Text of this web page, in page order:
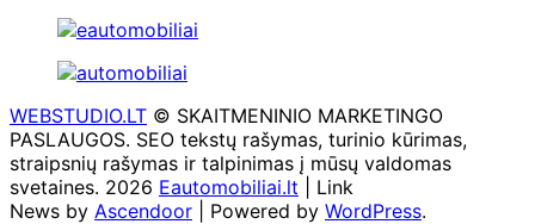
WEBSTUDIO.LT © SKAITMENINIO MARKETINGO
PASLAUGOS. SEO tekstų rašymas, turinio kūrimas,
straipsnių rašymas ir talpinimas į mūsų valdomas
svetaines. 2026 Eautomobiliai.lt | Link
News by Ascendoor | Powered by WordPress.